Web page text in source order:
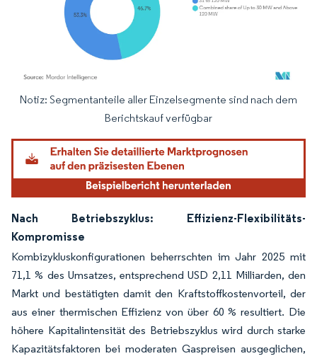
Bild © Mordor Intelligence. Wiederverwendung erfordert Namensnennung
Notiz: Segmentanteile aller Einzelsegmente sind nach dem
Berichtskauf verfügbar
Nach Betriebszyklus: Effizienz-Flexibilitäts-
Kompromisse
Kombizykluskonfigurationen beherrschten im Jahr 2025 mit
71,1 % des Umsatzes, entsprechend USD 2,11 Milliarden, den
Markt und bestätigten damit den Kraftstoffkostenvorteil, der
aus einer thermischen Effizienz von über 60 % resultiert. Die
höhere Kapitalintensität des Betriebszyklus wird durch starke
Kapazitätsfaktoren bei moderaten Gaspreisen ausgeglichen,